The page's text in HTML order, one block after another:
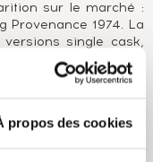
propos des cookies
sur le marché :
Provenance 1974. La
single cask,
et de bourbon,
Et c'est paré d'un
feu, de tourbe et de